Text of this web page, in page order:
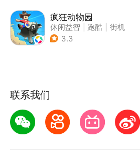
疯狂动物园
休闲益智 跑酷
街机
| 像素风
3.3
联系我们